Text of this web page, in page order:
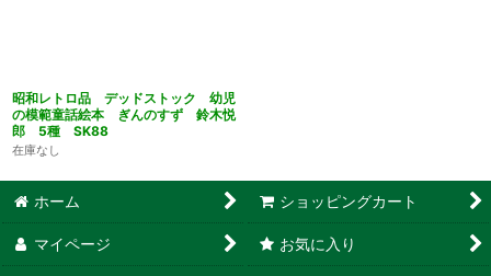
昭和レトロ品 デッドストック 幼児
の模範童話絵本 ぎんのすず 鈴木悦
郎 5種 SK88
在庫なし
ホーム ショッピングカート
マイページ お気に入り